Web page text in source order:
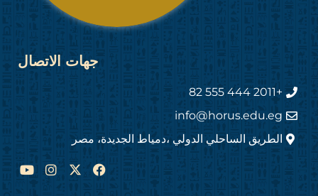
جهات الاتصال
+2011 444 555 82
info@horus.edu.eg
الطريق الساحلي الدولي ،دمياط الجديدة، مصر
F
a
I
n
Y
o